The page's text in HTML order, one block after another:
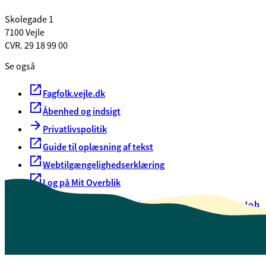
Skolegade 1
7100 Vejle
CVR. 29 18 99 00
Se også
Fagfolk.vejle.dk
Åbenhed og indsigt
Privatlivspolitik
Guide til oplæsning af tekst
Webtilgængelighedserklæring
Log på Mit Overblik
Oversigt over selvbetjeningJob